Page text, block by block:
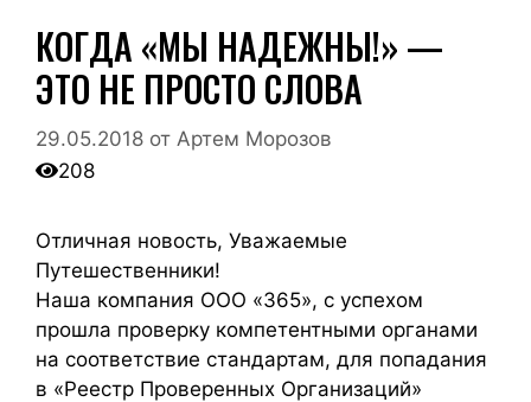
КОГДА «МЫ НАДЕЖНЫ!» —
ЭТО НЕ ПРОСТО СЛОВА
29.05.2018 от Артем Морозов
208
Отличная новость, Уважаемые
Путешественники!
Наша компания ООО «365», с успехом
прошла проверку компетентными органами
на соответствие стандартам, для попадания
в «Реестр Проверенных Организаций»